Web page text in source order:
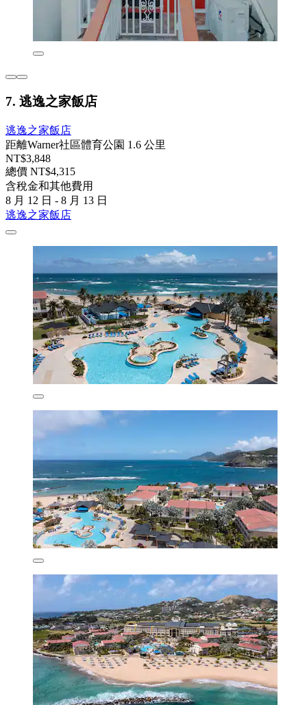
7. 逃逸之家飯店
逃逸之家飯店
距離Warner社區體育公園 1.6 公里
NT$3,848
總價 NT$4,315
含稅金和其他費用
8 月 12 日 - 8 月 13 日
逃逸之家飯店